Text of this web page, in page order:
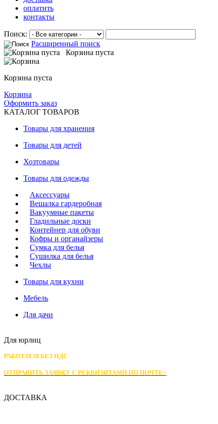
оплатить
контакты
Поиск:
Расширенный поиск
Корзина пуста
Корзина пуста
Корзина
Оформить заказ
КАТАЛОГ ТОВАРОВ
Товары для хранения
Товары для детей
Хозтовары
Товары для одежды
Аксессуары
Вешалка гардеробная
Вакуумные пакеты
Гладильные доски
Контейнер для обуви
Кофры и органайзеры
Сумка для белья
Сушилка для белья
Чехлы
Товары для кухни
Мебель
Для дачи
Для юрлиц
РАБОТАЕМ БЕЗ НДС
ОТПРАВИТЬ ЗАЯВКУ С РЕКВИЗИТАМИ ПО ПОЧТЕ>
ДОСТАВКА